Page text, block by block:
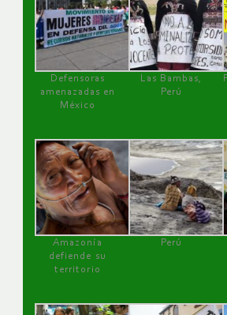
Defensoras
amenazadas en
México
Las Bambas,
Perú
Amazonía
defiende su
territorio
Perú